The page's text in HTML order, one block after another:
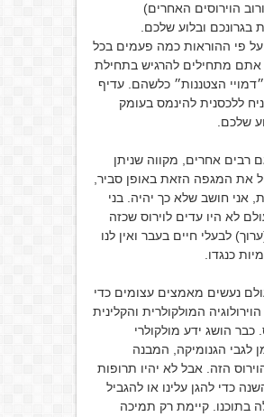
הוירוסים האחרים)
בגרונכם ובלוע שלכם.
פי ההוראות כמה פעמים בכל
אתם מתחילים להרגיש בתחילת
הצטננות״ כלשהם. עדיף
ללכסנית להינמס בעומק
שלכם.
רבים אחרים, מקווה שניתן
את המגפה הזאת באופן סביר,
אני חושב שלא כך יהיה. בני
לא היו עדים לוירוס שכזה
לבעלי חיים בעבר ואין לנו
כנגדו.
נעשים מאמצים עצומים כדי
המולקולרית והקלינית
כבר הושג ידע מולקולרי
לגבי הגנומיקה, המבנה
הזה. אבל לא יהיו תרופות
כדי להגן עלינו או להגביל
בתוכנו. קיימת רק תמיכה